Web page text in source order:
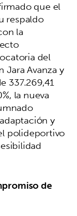
que el
respaldo
la
del
Avanza y
337.269,41
la nueva
y
polideportivo
de